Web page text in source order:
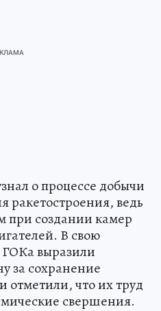
о процессе добычи
ракетостроения, ведь
при создании камер
В свою
выразили
за сохранение
отметили, что их труд
свершения.